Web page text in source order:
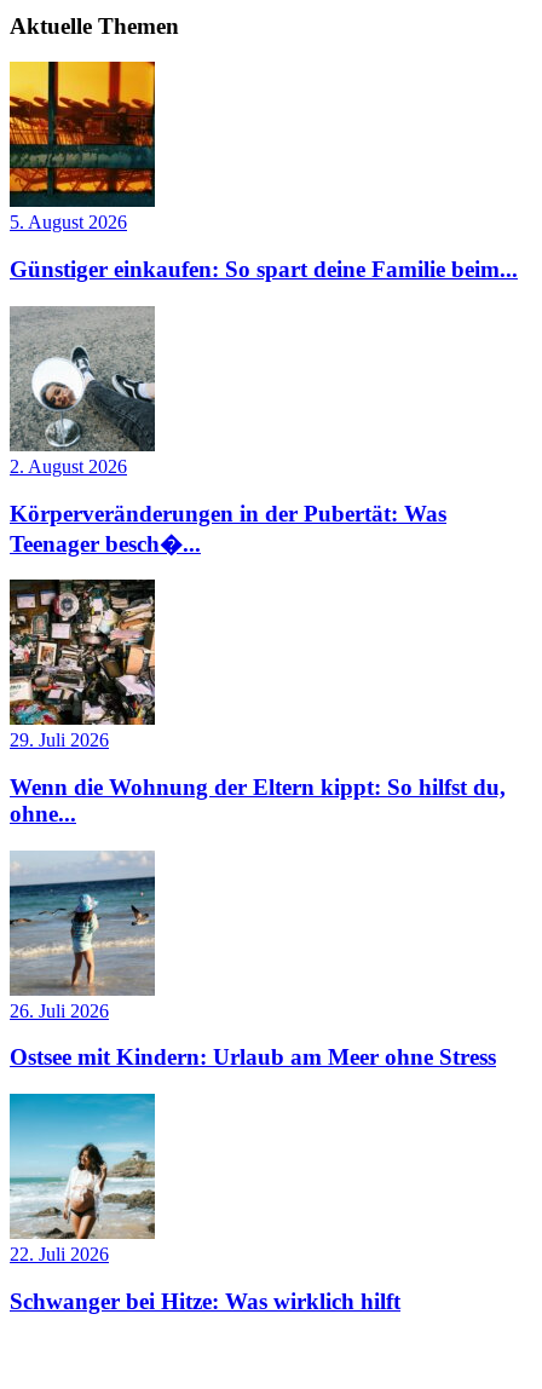
Aktuelle Themen
5. August 2026
Günstiger einkaufen: So spart deine Familie beim...
2. August 2026
Körperveränderungen in der Pubertät: Was
Teenager besch�...
29. Juli 2026
Wenn die Wohnung der Eltern kippt: So hilfst du,
ohne...
26. Juli 2026
Ostsee mit Kindern: Urlaub am Meer ohne Stress
22. Juli 2026
Schwanger bei Hitze: Was wirklich hilft